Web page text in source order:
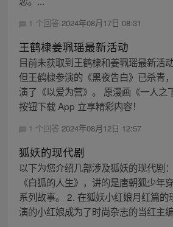
1 个回答 2024年08月17日 08:31
王鹤棣姜珮瑶最新活动
目前未获取到王鹤棣和姜珮瑶最新活
但王鹤棣参演的《黑夜告白》已杀青
演了《以爱为营》。 原漫画《一人之
按钮下载 App 立享精彩内容！
1 个回答 2024年08月12日 12:57
狐妖的现代剧
以下为您介绍几部涉及狐妖的现代剧
《白狐的人生》，讲的是唐朝狐少年
系列故事。 2. 在狐妖小红娘月红篇
演的小红娘成为了时尚杂志的当红主